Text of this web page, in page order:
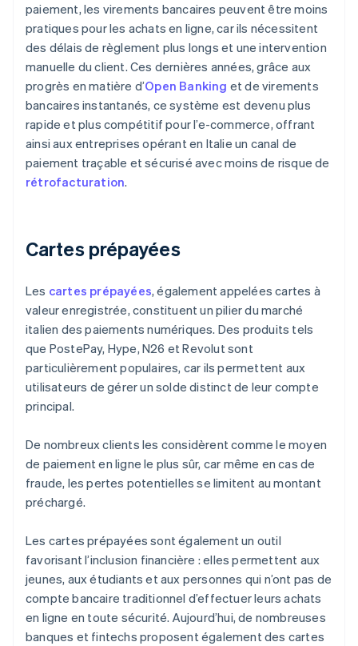
paiement, les virements bancaires peuvent être moins
pratiques pour les achats en ligne, car ils nécessitent
des délais de règlement plus longs et une intervention
manuelle du client. Ces dernières années, grâce aux
progrès en matière d’Open Banking et de virements
bancaires instantanés, ce système est devenu plus
rapide et plus compétitif pour l’e-commerce, offrant
ainsi aux entreprises opérant en Italie un canal de
paiement traçable et sécurisé avec moins de risque de
rétrofacturation.
Cartes prépayées
Les cartes prépayées, également appelées cartes à
valeur enregistrée, constituent un pilier du marché
italien des paiements numériques. Des produits tels
que PostePay, Hype, N26 et Revolut sont
particulièrement populaires, car ils permettent aux
utilisateurs de gérer un solde distinct de leur compte
principal.
De nombreux clients les considèrent comme le moyen
de paiement en ligne le plus sûr, car même en cas de
fraude, les pertes potentielles se limitent au montant
préchargé.
Les cartes prépayées sont également un outil
favorisant l’inclusion financière : elles permettent aux
jeunes, aux étudiants et aux personnes qui n’ont pas de
compte bancaire traditionnel d’effectuer leurs achats
en ligne en toute sécurité. Aujourd’hui, de nombreuses
banques et fintechs proposent également des cartes